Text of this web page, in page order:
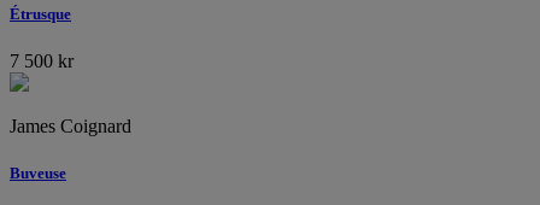
Étrusque
7 500 kr
James Coignard
Buveuse